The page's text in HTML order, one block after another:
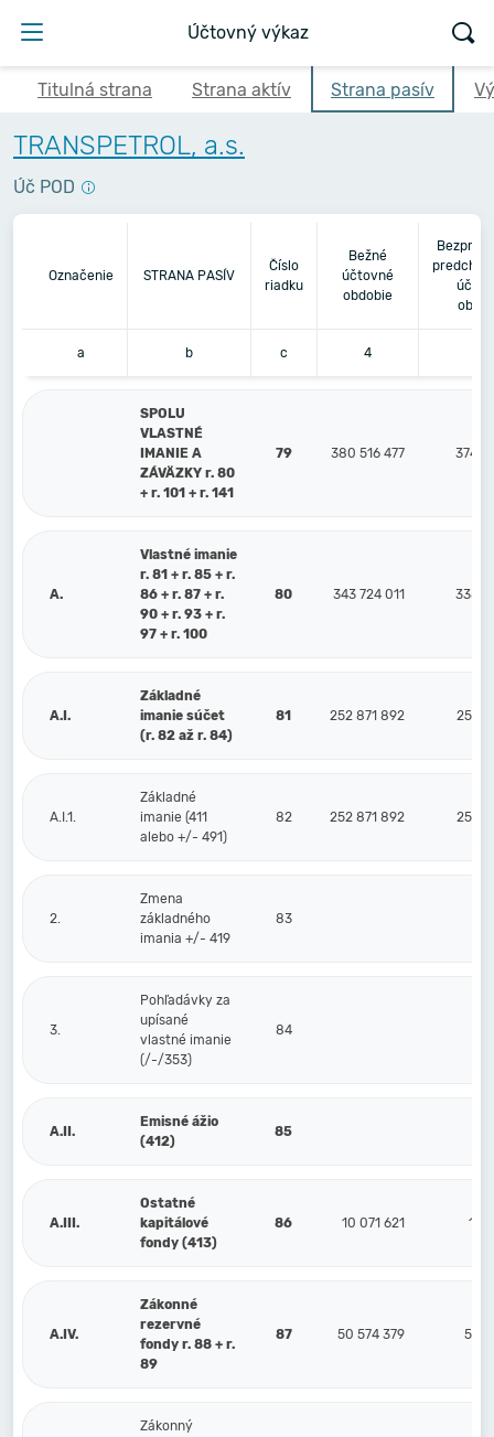
Účtovný výkaz
Titulná strana Strana aktív Strana pasív
TRANSPETROL, a.s.
Úč POD
Označenie STRANA PASÍV
Číslo
riadku
Bežné
účtovné
obdobie
a b c 4
SPOLU
VLASTNÉ
IMANIE A
ZÁVÄZKY r. 80
+ r. 101 + r. 141
79 380 516 477 374
A.
Vlastné imanie
r. 81 + r. 85 + r.
86 + r. 87 + r.
90 + r. 93 + r.
97 + r. 100
80 343 724 011 338
A.I.
Základné
imanie súčet
(r. 82 až r. 84)
81 252 871 892 252
A.I.1.
Základné
imanie (411
alebo +/- 491)
82 252 871 892 252
2.
Zmena
základného
imania +/- 419
83
3.
Pohľadávky za
upísané
vlastné imanie
(/-/353)
84
A.II.
Emisné ážio
(412)
85
A.III.
Ostatné
kapitálové
fondy (413)
86 10 071 621 10
A.IV.
Zákonné
rezervné
fondy r. 88 + r.
89
87 50 574 379 50
Zákonný